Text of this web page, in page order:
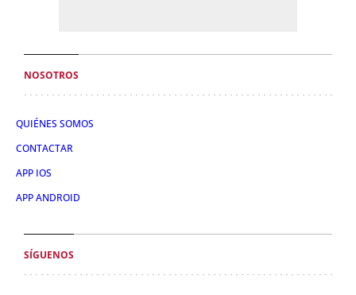
NOSOTROS
QUIÉNES SOMOS
CONTACTAR
APP IOS
APP ANDROID
SÍGUENOS